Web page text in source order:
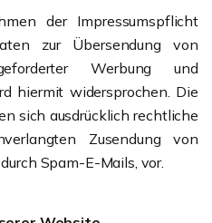
der Impressumspflicht
zur Übersendung von
Werbung und
hiermit widersprochen. Die
sich ausdrücklich rechtliche
Zusendung von
Spam-E-Mails, vor.